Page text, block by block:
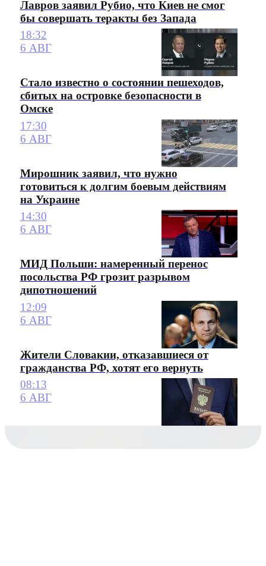
Лавров заявил Рубио, что Киев не смог
бы совершать теракты без Запада
18:32
6 АВГ
Стало известно о состоянии пешеходов,
сбитых на островке безопасности в
Омске
17:30
6 АВГ
Мирошник заявил, что нужно
готовиться к долгим боевым действиям
на Украине
14:30
6 АВГ
МИД Польши: намеренный перенос
посольства РФ грозит разрывом
дипотношений
12:09
6 АВГ
Жители Словакии, отказавшиеся от
гражданства РФ, хотят его вернуть
08:13
6 АВГ